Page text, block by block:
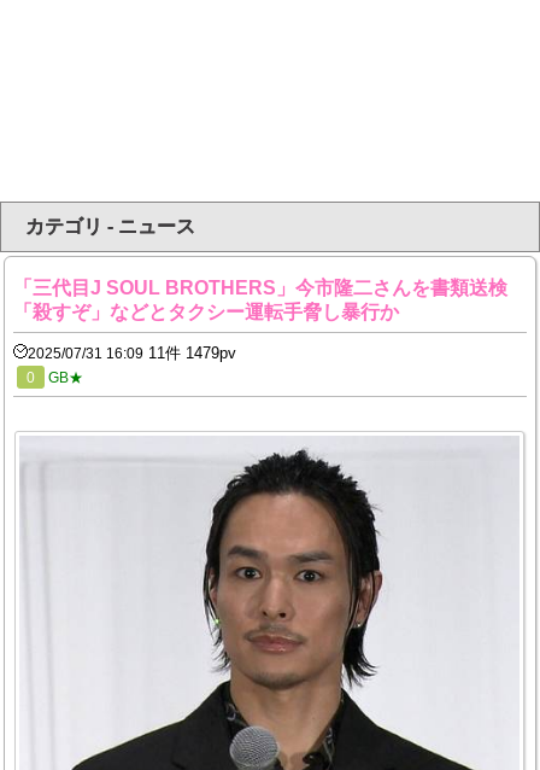
カテゴリ - ニュース
「三代目J SOUL BROTHERS」今市隆二さんを書類送検
「殺すぞ」などとタクシー運転手脅し暴行か
2025/07/31 16:09 11件 1479pv
0 GB★